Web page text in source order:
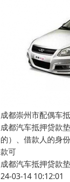
成都崇州市配偶车
成都汽车抵押贷款
的）、借款人的身
款可
成都汽车抵押贷款
24-03-14 10:12:01